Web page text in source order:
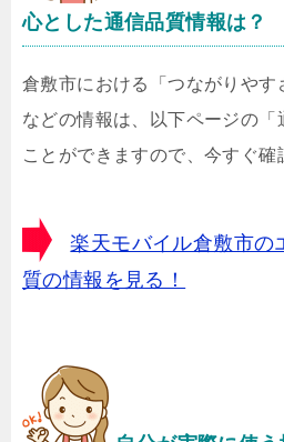
心とした通信品質情報は？
倉敷市における「つながりやす
などの情報は、以下ページの「
ことができますので、今すぐ確
楽天モバイル倉敷市の
質の情報を見る！